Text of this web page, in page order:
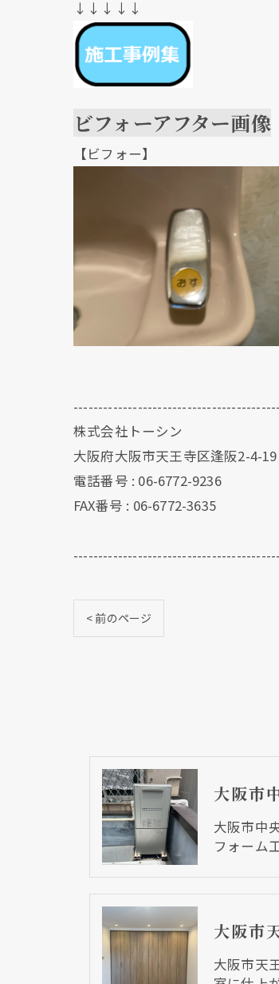
↓↓↓↓↓
ビフォーアフター画像
【ビフォー】
株式会社トーシン
大阪府大阪市天王寺区逢阪2-4-19
電話番号 : 06-6772-9236
FAX番号 : 06-6772-3635
< 前のページ
大阪市中
フォーム
大阪市天